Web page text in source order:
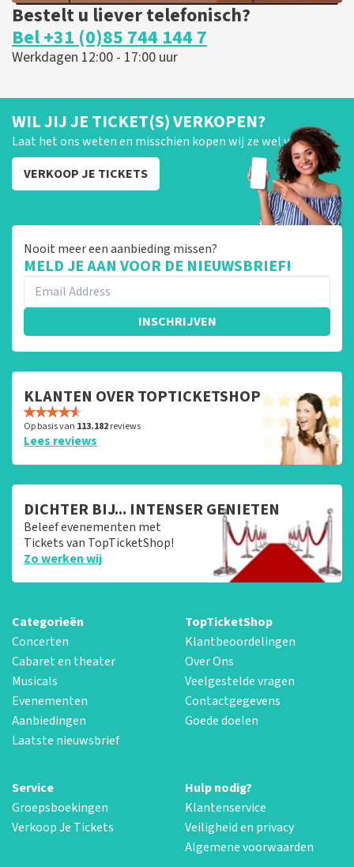
Bestelt u liever telefonisch?
Bel +31 (0)85 744 144 7
Werkdagen 12:00 - 17:00 uur
WIL JIJ JE TICKET(S) VERKOPEN?
Laat het ons weten en misschien kopen wij ze wel van je!
VERKOOP JE TICKETS
Nooit meer een aanbieding missen?
MELD JE AAN VOOR DE NIEUWSBRIEF!
INSCHRIJVEN
KLANTEN OVER TOPTICKETSHOP
Op basis van 113.182reviews
Lees reviews
DICHTER BIJ... INTENSER GENIETEN
Beleef evenementen met
Tickets van TopTicketShop!
Zo werken wij
Categorieën
Concerten
Cabaret en theater
Musicals
Evenementen
Aanbiedingen
Laatste nieuwsbrief
TopTicketShop
Klantbeoordelingen
Over Ons
Veelgestelde vragen
Contactgegevens
Goede doelen
Service
Groepsboekingen
Verkoop Je Tickets
Hulp nodig?
Klantenservice
Veiligheid en privacy
Algemene voorwaarden